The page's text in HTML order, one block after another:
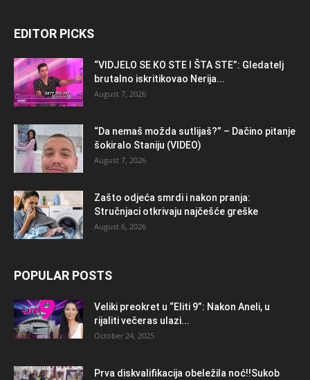
EDITOR PICKS
“VIDJELO SE KO STE I ŠTA STE”: Gledatelj
brutalno iskritikovao Nerija...
August 7, 2026
“Da nemaš možda sutlijaš?” – Dačino pitanje
šokiralo Staniju (VIDEO)
August 7, 2026
Zašto odjeća smrdi i nakon pranja:
Stručnjaci otkrivaju najčešće greške
August 6, 2026
POPULAR POSTS
Veliki preokret u “Eliti 9”: Nakon Aneli, u
rijaliti večeras ulazi...
October 24, 2025
Prva diskvalifikacija obeležila noć!!Sukob